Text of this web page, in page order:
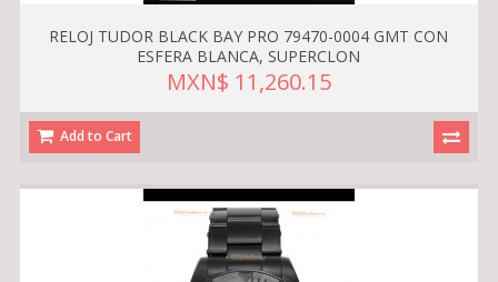
RELOJ TUDOR BLACK BAY PRO 79470-0004 GMT CON
ESFERA BLANCA, SUPERCLON
MXN$ 11,260.15
Add to Cart